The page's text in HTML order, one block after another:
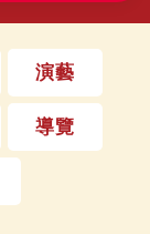
演藝
導覽